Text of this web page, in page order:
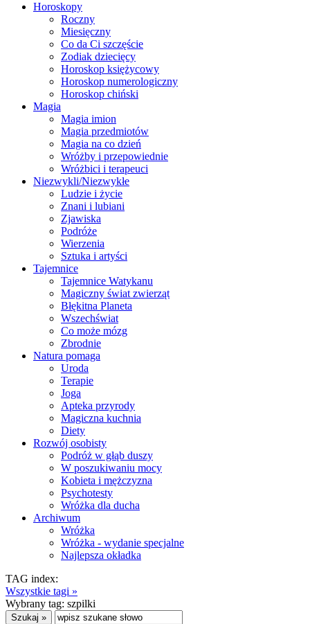
Horoskopy
Roczny
Miesięczny
Co da Ci szczęście
Zodiak dziecięcy
Horoskop księżycowy
Horoskop numerologiczny
Horoskop chiński
Magia
Magia imion
Magia przedmiotów
Magia na co dzień
Wróżby i przepowiednie
Wróżbici i terapeuci
Niezwykli/Niezwykłe
Ludzie i życie
Znani i lubiani
Zjawiska
Podróże
Wierzenia
Sztuka i artyści
Tajemnice
Tajemnice Watykanu
Magiczny świat zwierząt
Błękitna Planeta
Wszechświat
Co może mózg
Zbrodnie
Natura pomaga
Uroda
Terapie
Joga
Apteka przyrody
Magiczna kuchnia
Diety
Rozwój osobisty
Podróż w głąb duszy
W poszukiwaniu mocy
Kobieta i mężczyzna
Psychotesty
Wróżka dla ducha
Archiwum
Wróżka
Wróżka - wydanie specjalne
Najlepsza okładka
TAG index:
Wszystkie tagi »
Wybrany tag: szpilki